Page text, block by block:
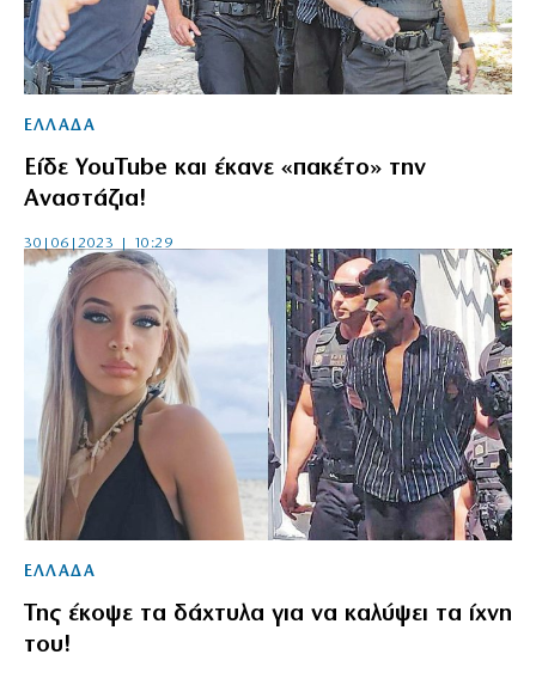
ΕΛΛΑΔΑ
Είδε YouTube και έκανε «πακέτο» την
Αναστάζια!
30|06|2023 | 10:29
ΕΛΛΑΔΑ
Της έκοψε τα δάχτυλα για να καλύψει τα ίχνη
του!